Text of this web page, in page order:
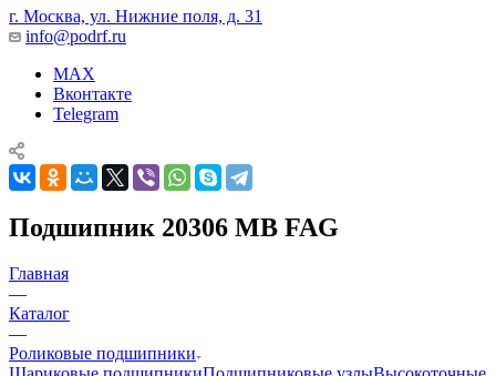
г. Москва, ул. Нижние поля, д. 31
info@podrf.ru
MAX
Вконтакте
Telegram
Подшипник 20306 MB FAG
Главная
—
Каталог
—
Роликовые подшипники